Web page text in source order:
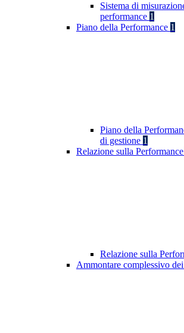
Sistema di
performance 1
Piano della Performance 1
Piano della
di gestione 1
Relazione sulla Performance
Relazione sulla
Ammontare complessivo